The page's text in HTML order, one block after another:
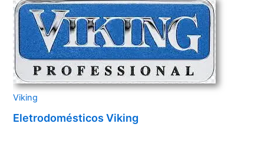
Viking
Eletrodomésticos Viking